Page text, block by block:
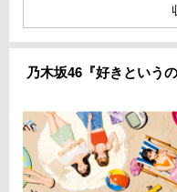
乃木坂46『好きという